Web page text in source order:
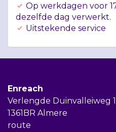
Op werkdagen voor
dezelfde dag verwerkt.
Uitstekende service
Enreach
Verlengde Duinvalleiweg
1361BR Almere
route